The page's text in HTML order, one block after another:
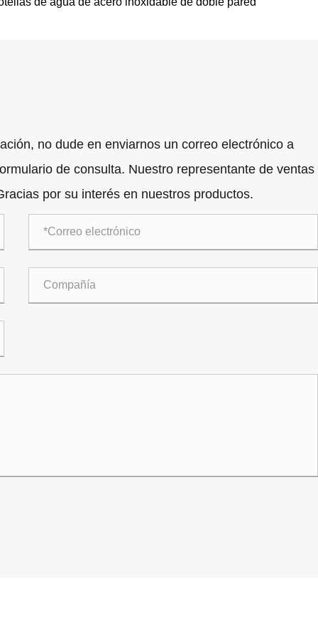
no dude en enviarnos un correo electrónico a
de consulta. Nuestro representante de ventas
por su interés en nuestros productos.